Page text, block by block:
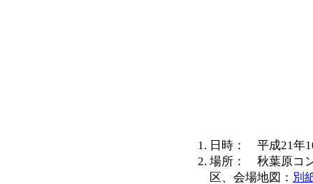
日時： 平成21年
場所： 秋葉原コ
区、会場地図： 別